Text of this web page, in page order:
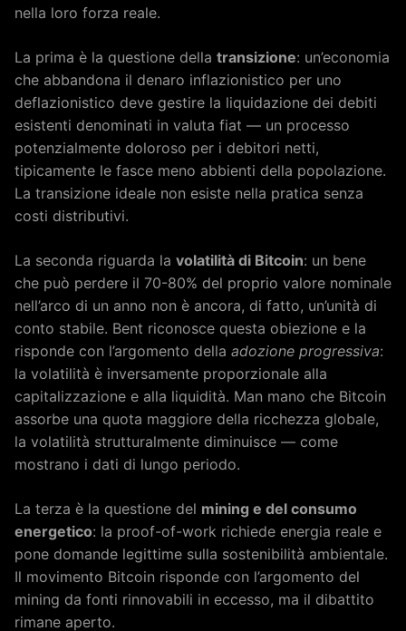
nella loro forza reale.
La prima è la questione della transizione: un’economia
che abbandona il denaro inflazionistico per uno
deflazionistico deve gestire la liquidazione dei debiti
esistenti denominati in valuta fiat — un processo
potenzialmente doloroso per i debitori netti,
tipicamente le fasce meno abbienti della popolazione.
La transizione ideale non esiste nella pratica senza
costi distributivi.
La seconda riguarda la volatilità di Bitcoin: un bene
che può perdere il 70-80% del proprio valore nominale
nell’arco di un anno non è ancora, di fatto, un’unità di
conto stabile. Bent riconosce questa obiezione e la
risponde con l’argomento della adozione progressiva:
la volatilità è inversamente proporzionale alla
capitalizzazione e alla liquidità. Man mano che Bitcoin
assorbe una quota maggiore della ricchezza globale,
la volatilità strutturalmente diminuisce — come
mostrano i dati di lungo periodo.
La terza è la questione del mining e del consumo
energetico: la proof-of-work richiede energia reale e
pone domande legittime sulla sostenibilità ambientale.
Il movimento Bitcoin risponde con l’argomento del
mining da fonti rinnovabili in eccesso, ma il dibattito
rimane aperto.